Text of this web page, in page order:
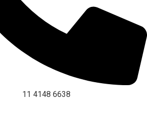
11 4148 6638